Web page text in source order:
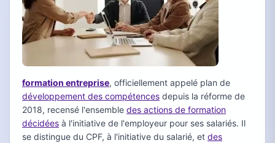
formation entreprise, officiellement appelé plan de
développement des compétences depuis la réforme de
2018, recensé l'ensemble des actions de formation
décidées à l'initiative de l'employeur pour ses salariés. Il
se distingue du CPF, à l'initiative du salarié, et des